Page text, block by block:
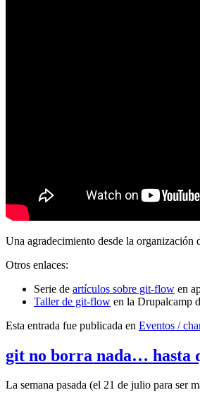
Una agradecimiento desde la organización
Otros enlaces:
Serie de artículos sobre git-flow en
Taller de git-flow en la Drupalcamp
Esta entrada fue publicada en Eventos /
git no borra nada… hasta
La semana pasada (el 21 de julio para ser